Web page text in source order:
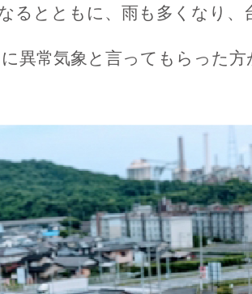
るとともに、雨も多くなり、
異常気象と言ってもらった方